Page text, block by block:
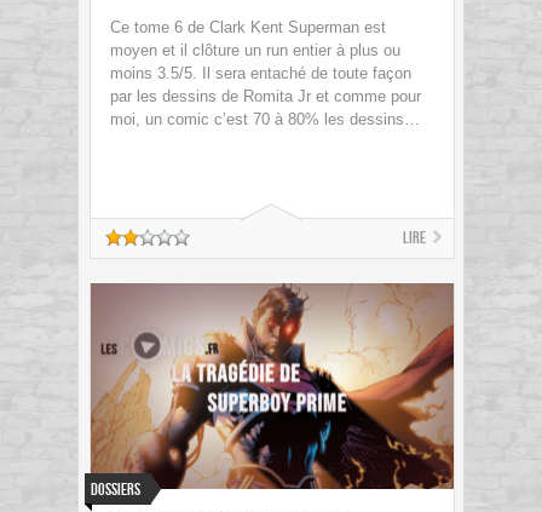
Ce tome 6 de Clark Kent Superman est
moyen et il clôture un run entier à plus ou
moins 3.5/5. Il sera entaché de toute façon
par les dessins de Romita Jr et comme pour
moi, un comic c’est 70 à 80% les dessins…
Lire
Dossiers